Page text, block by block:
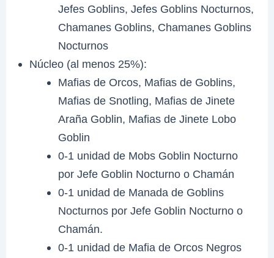
Jefes Goblins, Jefes Goblins Nocturnos,
Chamanes Goblins, Chamanes Goblins
Nocturnos
Núcleo (al menos 25%):
Mafias de Orcos, Mafias de Goblins,
Mafias de Snotling, Mafias de Jinete
Araña Goblin, Mafias de Jinete Lobo
Goblin
0-1 unidad de Mobs Goblin Nocturno
por Jefe Goblin Nocturno o Chamán
0-1 unidad de Manada de Goblins
Nocturnos por Jefe Goblin Nocturno o
Chamán.
0-1 unidad de Mafia de Orcos Negros